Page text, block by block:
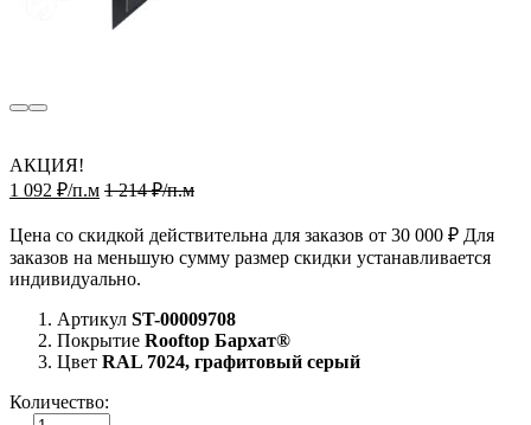
АКЦИЯ!
1 092 ₽/п.м 1 214 ₽/п.м
Цена со скидкой действительна для заказов от 30 000 ₽ Для
заказов на меньшую сумму размер скидки устанавливается
индивидуально.
Артикул ST-00009708
Покрытие Rooftop Бархат®
Цвет RAL 7024, графитовый серый
Количество: